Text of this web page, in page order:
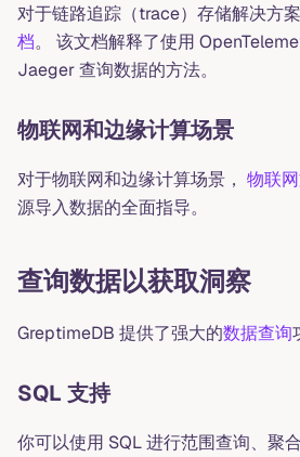
对于链路追踪（trace）存储解决方
档。 该文档解释了使用
Jaeger 查询数据的方法。
物联网和边缘计算场景
对于物联网和边缘计算场景， 物联
源导入数据的全面指导。
查询数据以获取洞察
GreptimeDB 提供了强大的数据查询
SQL 支持
你可以使用 SQL 进行范围查询、聚